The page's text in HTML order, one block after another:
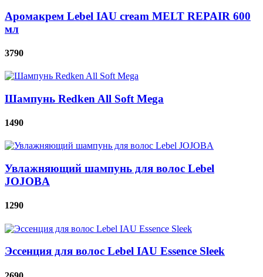
Аромакрем Lebel IAU cream MELT REPAIR 600
мл
3790
Шампунь Redken All Soft Mega
1490
Увлажняющий шампунь для волос Lebel
JOJOBA
1290
Эссенция для волос Lebel IAU Essence Sleek